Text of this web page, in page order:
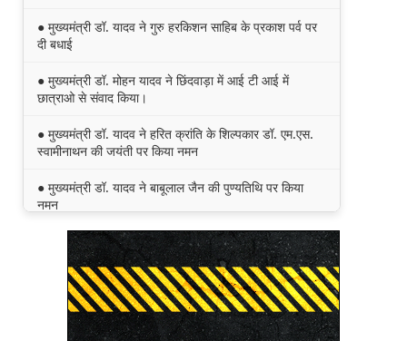
● मुख्यमंत्री डॉ. यादव ने गुरु हरकिशन साहिब के प्रकाश पर्व पर
दी बधाई
● मुख्यमंत्री डॉ. मोहन यादव ने छिंदवाड़ा में आई टी आई में
छात्राओ से संवाद किया।
● मुख्यमंत्री डॉ. यादव ने हरित क्रांति के शिल्पकार डॉ. एम.एस.
स्वामीनाथन की जयंती पर किया नमन
● मुख्यमंत्री डॉ. यादव ने बाबूलाल जैन की पुण्यतिथि पर किया
नमन
● मुख्यमंत्री डॉ. यादव ने गुरुदेव रवीन्द्रनाथ टैगोर की पुण्यतिथि
पर की श्रद्धांजलि अर्पित